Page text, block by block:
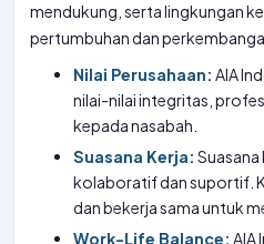
mendukung, serta lingkungan
pertumbuhan dan
Nilai Perusahaan: AIA
nilai-nilai integritas,
kepada nasabah.
Suasana Kerja: Suasana
kolaboratif dan suportif.
dan bekerja sama untuk
Work-Life Balance: AIA